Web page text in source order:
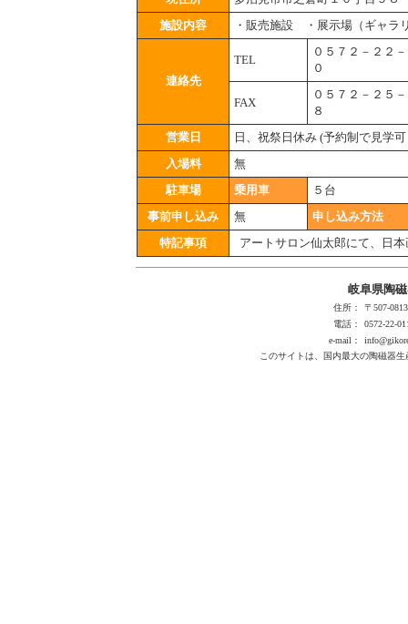
施設内容
・販売施設 ・展示場（ギャラ
連絡先
TEL
０５７２－２２
０
FAX
０５７２－２５
８
営業日
日、祝祭日休み (予約制で見学
入場料
無
駐車場
乗用車
５台
事前申し込み
無
申し込み方法
特記事項
アートサロン仙太郎にて、日
岐阜県陶
住所：
〒507-
電話：
0572-22-
e-mail：
このサイトは、国内最大の陶磁器